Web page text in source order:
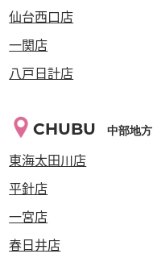
仙台西口店
一関店
八戸日計店
CHUBU 中部地方
東海太田川店
平針店
一宮店
春日井店